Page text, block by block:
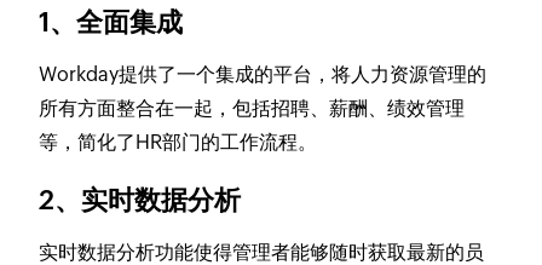
1、全面集成
Workday提供了一个集成的平台，将人力资源管理的
所有方面整合在一起，包括招聘、薪酬、绩效管理
等，简化了HR部门的工作流程。
2、实时数据分析
实时数据分析功能使得管理者能够随时获取最新的员